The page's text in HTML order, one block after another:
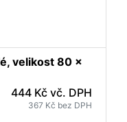
velikost 80 x
444 Kč vč. DPH
367 Kč bez DPH